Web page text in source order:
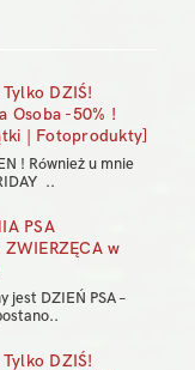
DZIŚ!
Osoba -50% !
| Fotoprodukty]
! Również u mnie
..
PSA
w
jest DZIEŃ PSA –
DZIŚ!